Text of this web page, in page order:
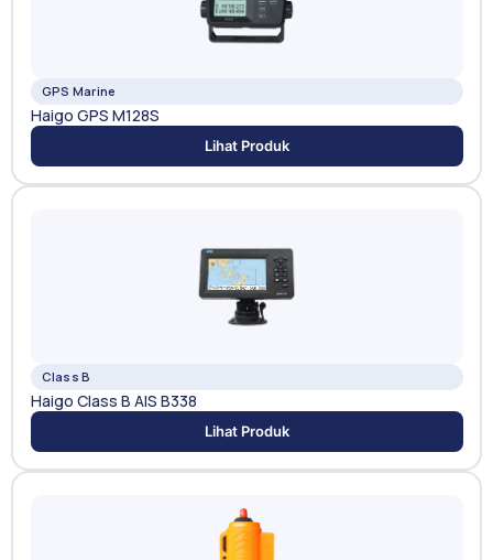
GPS Marine
Haigo GPS M128S
Lihat Produk
Class B
Haigo Class B AIS B338
Lihat Produk